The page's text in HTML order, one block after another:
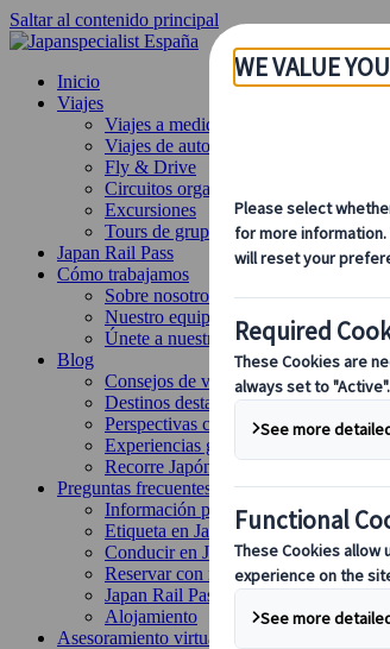
Saltar al contenido principal
Inicio
Viajes
Viajes a medida
Viajes de autor
Fly & Drive
Circuitos organizados
Excursiones
Tours de grupo a medida
Japan Rail Pass
Cómo trabajamos
Sobre nosotros
Nuestro equipo
Únete a nuestro equipo
Blog
Consejos de viaje para cada temporada
Destinos destacados
Perspectivas culturales
Experiencias gastronómicas
Recorre Japón en tren
Preguntas frecuentes
Información práctica
Etiqueta en Japón
Conducir en Japón
Reservar con nosotros
Japan Rail Pass
Alojamiento
Asesoramiento virtual